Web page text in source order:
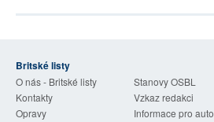
Britské listy
O nás - Britské listy
Stanovy OSBL
Kontakty
Vzkaz redakci
Opravy
Informace pro